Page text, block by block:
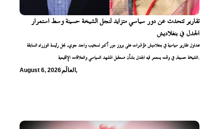
تقارير تتحدث عن دور سياسي متزايد لنجل الشيخة حسينة وسط استمرار
الجدل في بنغلاديش
تتداول تقارير سياسية في بنغلاديش مؤشرات على بروز دور أكبر لسجيب واجد جوي، نجل رئيسة الوزراء السابقة
الشيخة حسينة، في وقت يستمر فيه الجدل بشأن مستقبل المشهد السياسي والعلاقات الإقليمية.
August 6, 2026العالَم ,